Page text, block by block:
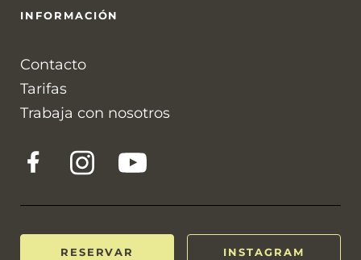
INFORMACIÓN
Contacto
Tarifas
Trabaja con nosotros
RESERVAR INSTAGRAM